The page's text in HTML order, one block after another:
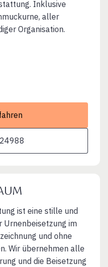
Inklusive
aller
Organisation.
ist eine stille und
Urnenbeisetzung im
und ohne
Wir übernehmen alle
und die Beisetzung